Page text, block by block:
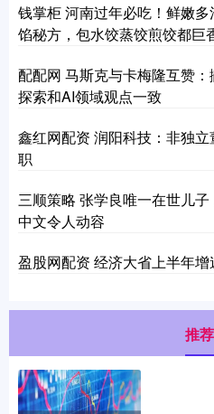
钱掌柜 河南过年必吃！鲜嫩
馅秘方，包水饺蒸饺煎饺都巨
配配网 马斯克与卡梅隆互赞
探索和AI领域观点一致
鑫红网配资 润阳科技：非独
职
三顺策略 张学良唯一在世儿
中文令人动容
盈股网配资 经济大省上半年
推